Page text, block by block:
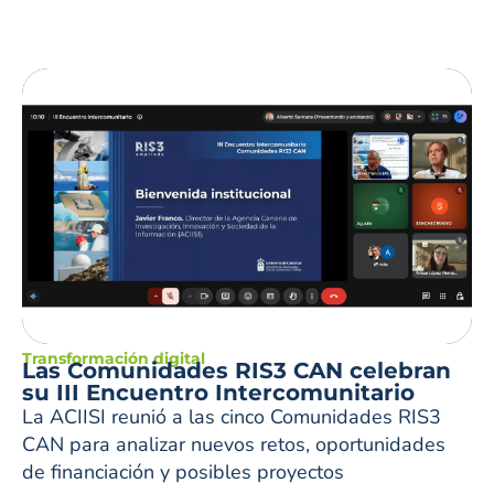
Transformación digital
Las Comunidades RIS3 CAN celebran
su III Encuentro Intercomunitario
La ACIISI reunió a las cinco Comunidades RIS3
CAN para analizar nuevos retos, oportunidades
de financiación y posibles proyectos